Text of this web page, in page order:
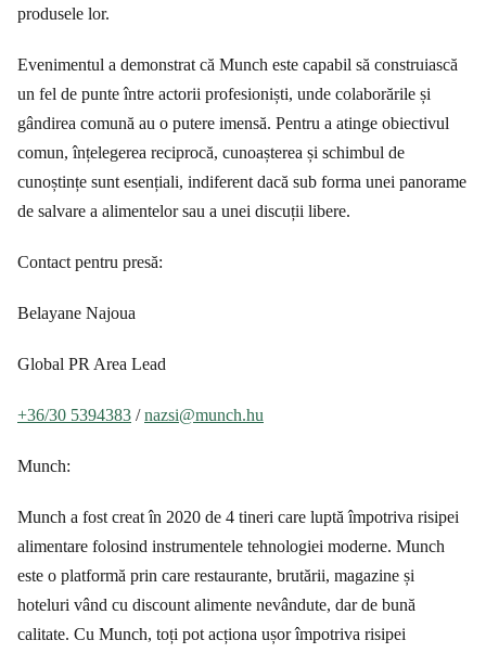
produsele lor.
Evenimentul a demonstrat că Munch este capabil să construiască
un fel de punte între actorii profesioniști, unde colaborările și
gândirea comună au o putere imensă. Pentru a atinge obiectivul
comun, înțelegerea reciprocă, cunoașterea și schimbul de
cunoștințe sunt esențiali, indiferent dacă sub forma unei panorame
de salvare a alimentelor sau a unei discuții libere.
Contact pentru presă:
Belayane Najoua
Global PR Area Lead
+36/30 5394383 /nazsi@munch.hu
Munch:
Munch a fost creat în 2020 de 4 tineri care luptă împotriva risipei
alimentare folosind instrumentele tehnologiei moderne. Munch
este o platformă prin care restaurante, brutării, magazine și
hoteluri vând cu discount alimente nevândute, dar de bună
calitate. Cu Munch, toți pot acționa ușor împotriva risipei